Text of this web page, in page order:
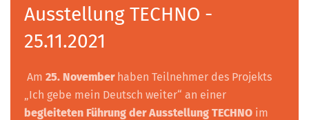
Ausstellung TECHNO -
25.11.2021
Am 25. Novemberhaben Teilnehmer des Projekts
„Ich gebe mein Deutsch weiter“ an einer
begleiteten Führung der Ausstellung TECHNO im